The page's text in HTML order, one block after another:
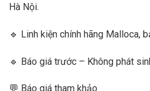
Hà Nội.
🔹 Linh kiện chính hãng Malloca,
🔹 Báo giá trước – Không phát
💬 Báo giá tham khảo